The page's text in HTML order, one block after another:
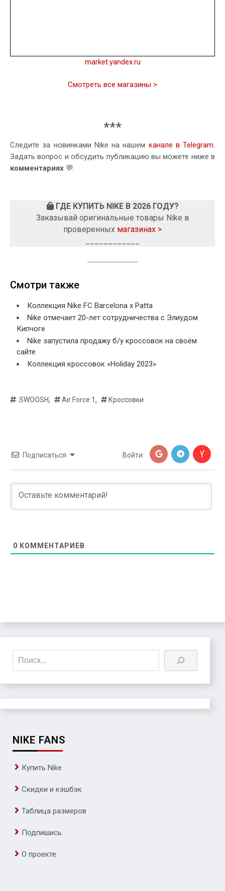
market.yandex.ru
Смотреть все магазины >
***
Следите за новинками Nike на нашем канале в Telegram.
Задать вопрос и обсудить публикацию вы можете ниже в
комментариях 💬.
ГДЕ КУПИТЬ NIKE В 2026 ГОДУ?
Заказывай оригинальные товары Nike в
проверенных магазинах >
Смотри также
Коллекция Nike FC Barcelona x Patta
Nike отмечает 20-лет сотрудничества с Элиудом
Кипчоге
Nike запустила продажу б/у кроссовок на своём
сайте
Коллекция кроссовок «Holiday 2023»
.SWOOSH, Air Force 1, Кроссовки
Подписаться Войти:
0 КОММЕНТАРИЕВ
Поиск
NIKE FANS
Купить Nike
Скидки и кэшбэк
Таблица размеров
Подпишись
О проекте